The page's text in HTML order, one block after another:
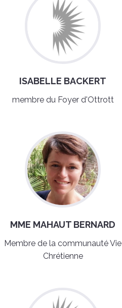
ISABELLE BACKERT
membre du Foyer d'Ottrott
MME MAHAUT BERNARD
Membre de la communauté Vie
Chrétienne